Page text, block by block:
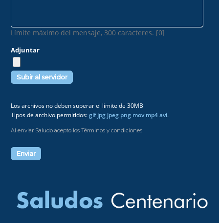
Límite máximo del mensaje, 300 caracteres. [0]
Adjuntar
Los archivos no deben superar el límite de 30MB
Tipos de archivo permitidos:gif jpg jpeg png mov mp4 avi.
Al enviar Saludo acepto los Términos y condiciones